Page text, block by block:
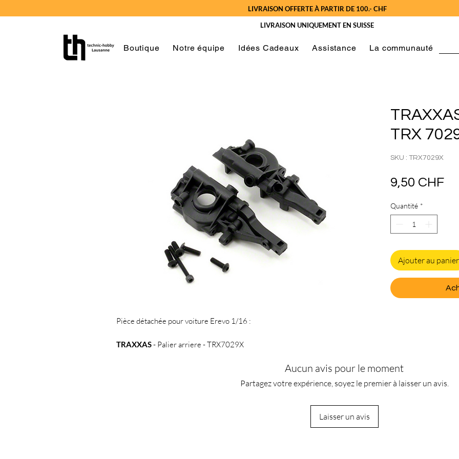
LIVRAISON OFFERTE À PARTIR DE 100.- CHF
LIVRAISON UNIQUEMENT EN SUISSE
Boutique Notre équipe Idées Cadeaux Assistance La communauté
Pièce détachée pour voiture Erevo 1/16 :
TRAXXAS- Palier arriere - TRX7029X
TRX
SKU : TRX7029X
9,50 CHF
Quantité *
Ajouter au panier
Aucun avis pour le moment
Partagez votre expérience, soyez le premier à laisser un avis.
Laisser un avis